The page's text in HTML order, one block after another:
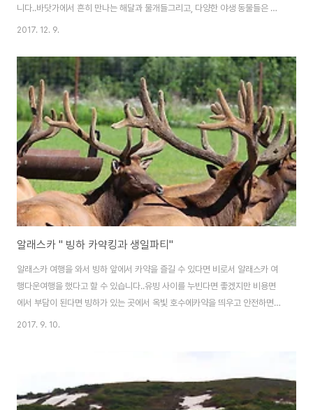
니다..바닷가에서 흔히 만나는 해달과 물개들그리고, 다양한 야생 동물들은 알
래스카에서사는 재미를 느끼게 해줍니다..사람들의 영역이 점차 넓어지면서 동
의 날렵한수영 솜씨를 영상으로 소개합니다. ..5마리 너구리 가족입니다.너구
리는 호기심이 왕성한 포유류 동물입니다. . .너구리의 특징은 긴 앞다리와 얼굴
모습인데앞 다리가 길다보니 걷는 모습이 상당히 코믹합니다. . .너구리의 얼굴
을 보면 아메리카 원주민의 얼굴 분장모습과 흡사한데 이는, 신화 속에 나오는
모습이기도 합니다. . .숲에..
2017. 12. 9.
알래스카 " 빙하 카약킹과 생일파티"
알래스카 여행을 와서 빙하 앞에서 카약을 즐길 수 있다면 비로서 알래스카 여
행다운여행을 했다고 할 수 있습니다..유빙 사이를 누빈다면 좋겠지만 비용면
에서 부담이 된다면 빙하가 있는 곳에서 옥빛 호수에카약을 띄우고 안전하면서
도 느긋하게 카약킹을 할 수 있습니다..Portage Valley 빙하에서 자연을 즐기
. .이 호수에서 드론을 띄워 박진감 넘치는 영상을 촬영하면정말 멋진 장면을 만
들어 낼 수 있습니다. . .드론촬영의 명소중 한 곳이기도 합니다. . .연어가 산란
2017. 9. 10.